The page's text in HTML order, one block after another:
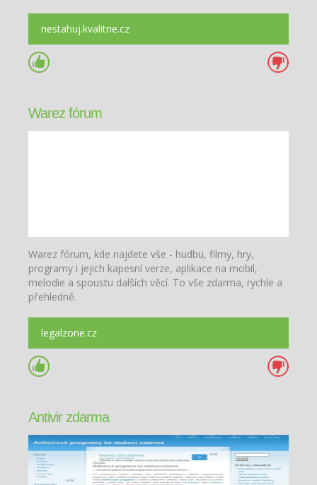
nestahuj.kvalitne.cz
Warez fórum
Warez fórum, kde najdete vše - hudbu, filmy, hry,
programy i jejich kapesní verze, aplikace na mobil,
melodie a spoustu dalších věcí. To vše zdarma, rychle a
přehledně.
legalzone.cz
Antivir zdarma